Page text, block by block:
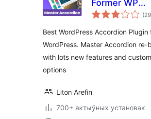
Former WP
Awesome
(29
Best WordPress Accordion Plugin
WordPress. Master Accordion re-
with lots new features and
options
Liton Arefin
700+ актыўных установак